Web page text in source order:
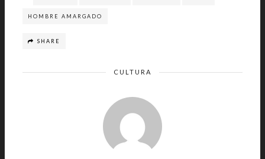
HOMBRE AMARGADO
SHARE
CULTURA